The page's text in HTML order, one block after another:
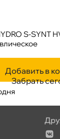
S-SYNT
Добавить в
Забрать